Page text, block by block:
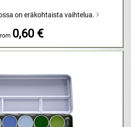
on eräkohtaista vaihtelua.
0,60 €